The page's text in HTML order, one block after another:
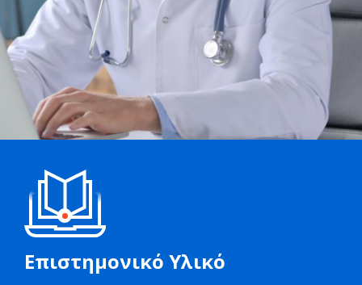
Επιστημονικό Υλικό